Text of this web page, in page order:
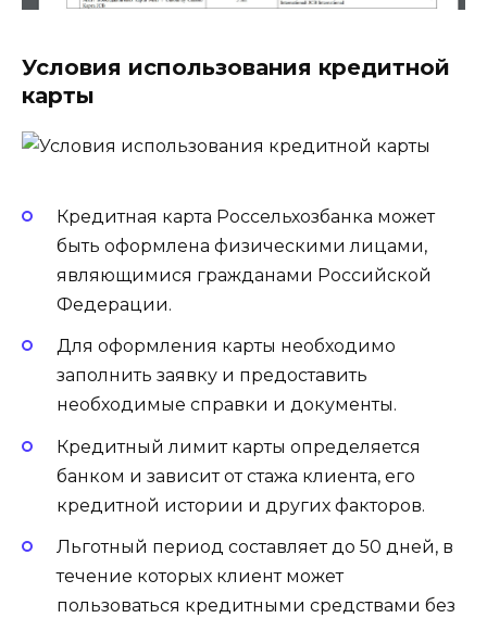
Условия использования кредитной
карты
Кредитная карта Россельхозбанка может
быть оформлена физическими лицами,
являющимися гражданами Российской
Федерации.
Для оформления карты необходимо
заполнить заявку и предоставить
необходимые справки и документы.
Кредитный лимит карты определяется
банком и зависит от стажа клиента, его
кредитной истории и других факторов.
Льготный период составляет до 50 дней, в
течение которых клиент может
пользоваться кредитными средствами без